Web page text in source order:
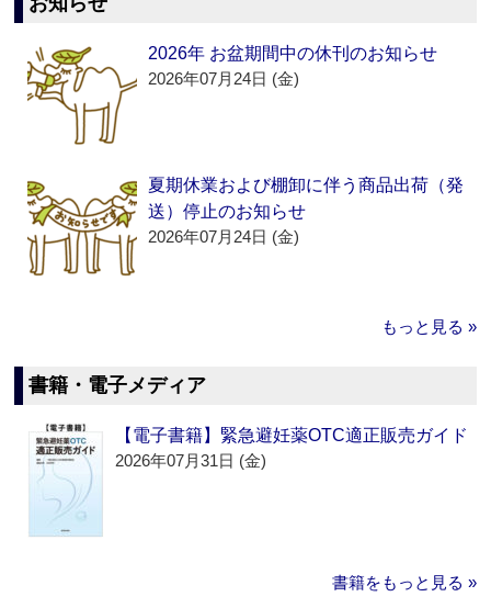
2026年 お盆期間中の休刊のお知らせ
2026年07月24日 (金)
夏期休業および棚卸に伴う商品出荷（発
送）停止のお知らせ
2026年07月24日 (金)
もっと見る »
書籍・電子メディア
【電子書籍】緊急避妊薬OTC適正販売ガイド
2026年07月31日 (金)
書籍をもっと見る »